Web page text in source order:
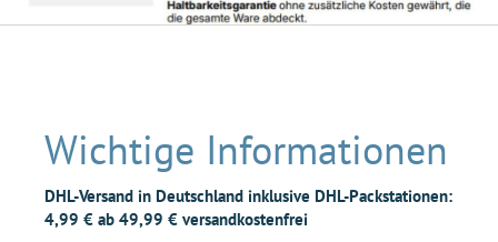
Wichtige Informationen
DHL-Versand in Deutschland inklusive DHL-Packstationen:
4,99 € ab 49,99 € versandkostenfrei